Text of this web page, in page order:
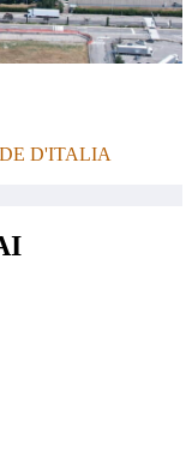
D'ITALIA